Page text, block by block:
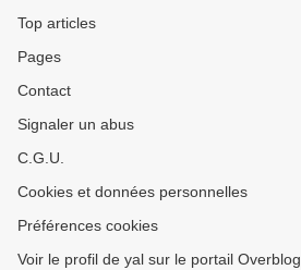
Top articles
Pages
Contact
Signaler un abus
C.G.U.
Cookies et données personnelles
Préférences cookies
Voir le profil de yal sur le portail Overblog